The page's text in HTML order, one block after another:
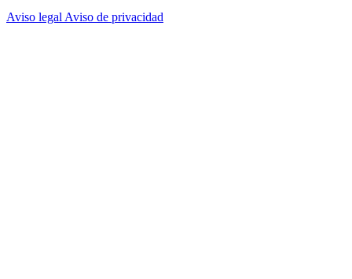
Aviso legal Aviso de privacidad